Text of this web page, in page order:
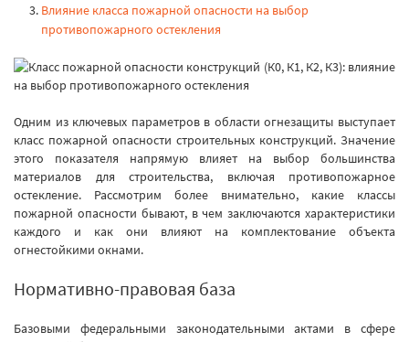
Влияние класса пожарной опасности на выбор
противопожарного остекления
Одним из ключевых параметров в области огнезащиты выступает
класс пожарной опасности строительных конструкций. Значение
этого показателя напрямую влияет на выбор большинства
материалов для строительства, включая противопожарное
остекление. Рассмотрим более внимательно, какие классы
пожарной опасности бывают, в чем заключаются характеристики
каждого и как они влияют на комплектование объекта
огнестойкими окнами.
Нормативно-правовая база
Базовыми федеральными законодательными актами в сфере